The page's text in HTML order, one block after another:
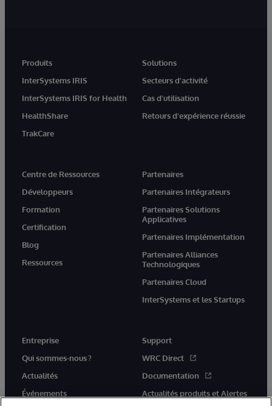
Produits
InterSystems IRIS
InterSystems IRIS for Health
HealthShare
TrakCare
Solutions
Secteurs d'activité
Cas d'utilisation
Retours d'expérience réussie
Centre de Ressources
Développeurs
Formation
Certification
Blog
Ressources
Partenaires
Partenaires Intégrateurs
Partenaires Solutions
Applicatives
Partenaires Implémentation
Partenaires Alliances
Technologiques
Partenaires Cloud
InterSystems et les Startups
Entreprise
Qui sommes-nous ?
Actualités
Événements
Support
WRC Direct
Documentation
Actualités produits et Alertes